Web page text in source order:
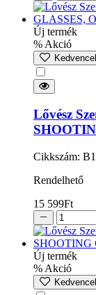
Új termék
% Akció
Lővész
Cikkszám:
Rendelhető
15 599Ft
Új termék
% Akció